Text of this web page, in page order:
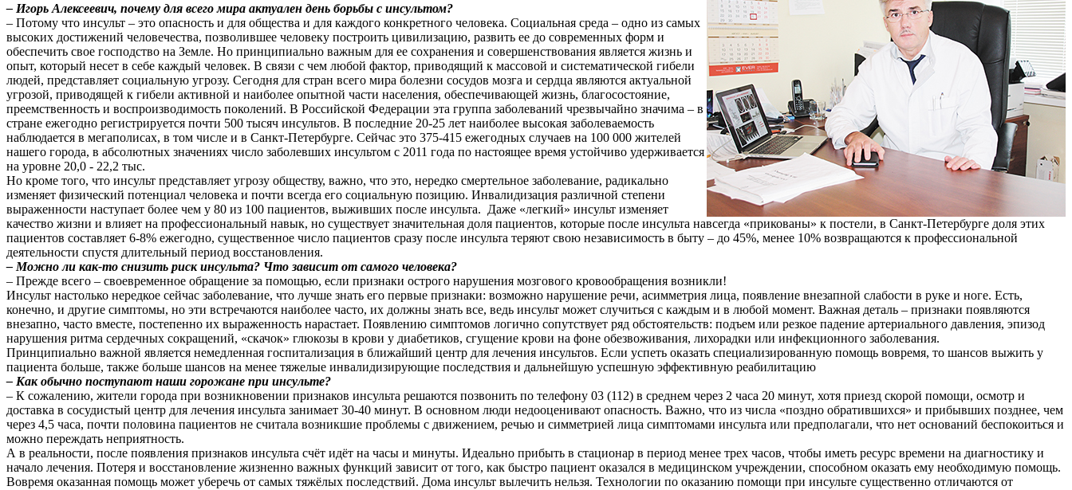
– Игорь Алексеевич, почему для всего мира актуален день борьбы с инсультом?
– Потому что инсульт – это опасность и для общества и для каждого конкретного человека. Социальная среда – одно из самых
высоких достижений человечества, позволившее человеку построить цивилизацию, развить ее до современных форм и
обеспечить свое господство на Земле. Но принципиально важным для ее сохранения и совершенствования является жизнь и
опыт, который несет в себе каждый человек. В связи с чем любой фактор, приводящий к массовой и систематической гибели
людей, представляет социальную угрозу. Сегодня для стран всего мира болезни сосудов мозга и сердца являются актуальной
угрозой, приводящей к гибели активной и наиболее опытной части населения, обеспечивающей жизнь, благосостояние,
преемственность и воспроизводимость поколений. В Российской Федерации эта группа заболеваний чрезвычайно значима – в
стране ежегодно регистрируется почти 500 тысяч инсультов. В последние 20-25 лет наиболее высокая заболеваемость
наблюдается в мегаполисах, в том числе и в Санкт-Петербурге. Сейчас это 375-415 ежегодных случаев на 100 000 жителей
нашего города, в абсолютных значениях число заболевших инсультом с 2011 года по настоящее время устойчиво удерживается
на уровне 20,0 - 22,2 тыс.
Но кроме того, что инсульт представляет угрозу обществу, важно, что это, нередко смертельное заболевание, радикально
изменяет физический потенциал человека и почти всегда его социальную позицию. Инвалидизация различной степени
выраженности наступает более чем у 80 из 100 пациентов, выживших после инсульта. Даже «легкий» инсульт изменяет
качество жизни и влияет на профессиональный навык, но существует значительная доля пациентов, которые после инсульта навсегда «прикованы» к постели, в Санкт-Петербурге доля этих
пациентов составляет 6-8% ежегодно, существенное число пациентов сразу после инсульта теряют свою независимость в быту – до 45%, менее 10% возвращаются к профессиональной
деятельности спустя длительный период восстановления.
– Можно ли как-то снизить риск инсульта? Что зависит от самого человека?
– Прежде всего – своевременное обращение за помощью, если признаки острого нарушения мозгового кровообращения возникли!
Инсульт настолько нередкое сейчас заболевание, что лучше знать его первые признаки: возможно нарушение речи, асимметрия лица, появление внезапной слабости в руке и ноге. Есть,
конечно, и другие симптомы, но эти встречаются наиболее часто, их должны знать все, ведь инсульт может случиться с каждым и в любой момент. Важная деталь – признаки появляются
внезапно, часто вместе, постепенно их выраженность нарастает. Появлению симптомов логично сопутствует ряд обстоятельств: подъем или резкое падение артериального давления, эпизод
нарушения ритма сердечных сокращений, «скачок» глюкозы в крови у диабетиков, сгущение крови на фоне обезвоживания, лихорадки или инфекционного заболевания.
Принципиально важной является немедленная госпитализация в ближайший центр для лечения инсультов. Если успеть оказать специализированную помощь вовремя, то шансов выжить у
пациента больше, также больше шансов на менее тяжелые инвалидизирующие последствия и дальнейшую успешную эффективную реабилитацию
– Как обычно поступают наши горожане при инсульте?
– К сожалению, жители города при возникновении признаков инсульта решаются позвонить по телефону 03 (112) в среднем через 2 часа 20 минут, хотя приезд скорой помощи, осмотр и
доставка в сосудистый центр для лечения инсульта занимает 30-40 минут. В основном люди недооценивают опасность. Важно, что из числа «поздно обратившихся» и прибывших позднее, чем
через 4,5 часа, почти половина пациентов не считала возникшие проблемы с движением, речью и симметрией лица симптомами инсульта или предполагали, что нет оснований беспокоиться и
можно переждать неприятность.
А в реальности, после появления признаков инсульта счёт идёт на часы и минуты. Идеально прибыть в стационар в период менее трех часов, чтобы иметь ресурс времени на диагностику и
начало лечения. Потеря и восстановление жизненно важных функций зависит от того, как быстро пациент оказался в медицинском учреждении, способном оказать ему необходимую помощь.
Вовремя оказанная помощь может уберечь от самых тяжёлых последствий. Дома инсульт вылечить нельзя. Технологии по оказанию помощи при инсульте существенно отличаются от